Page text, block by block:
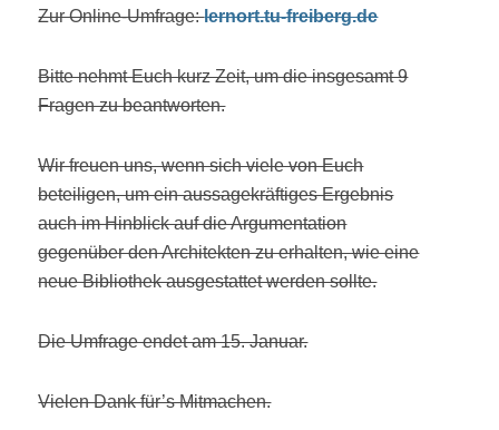
Zur Online-Umfrage:lernort.tu-freiberg.de
Bitte nehmt Euch kurz Zeit, um die insgesamt 9
Fragen zu beantworten.
Wir freuen uns, wenn sich viele von Euch
beteiligen, um ein aussagekräftiges Ergebnis
auch im Hinblick auf die Argumentation
gegenüber den Architekten zu erhalten, wie eine
neue Bibliothek ausgestattet werden sollte.
Die Umfrage endet am 15. Januar.
Vielen Dank für’s Mitmachen.